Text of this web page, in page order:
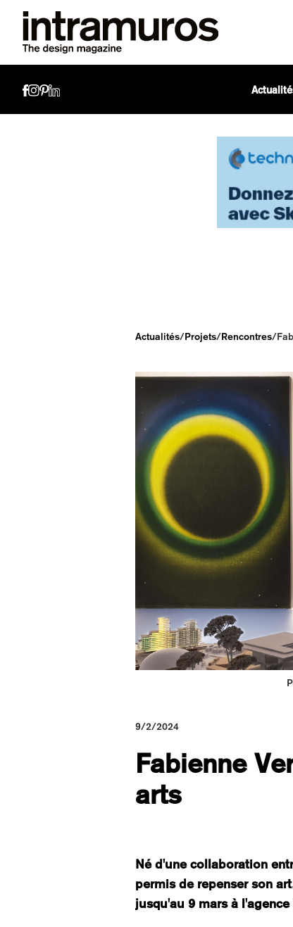
Actualités/Projets/Rencontres/
9/2/2024
Fabienne
arts
Né d'une collaboration
permis de repenser son
jusqu'au 9 mars à